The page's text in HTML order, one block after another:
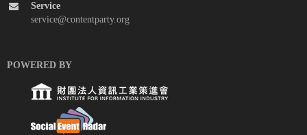
Service
service@contentparty.org
POWERED BY